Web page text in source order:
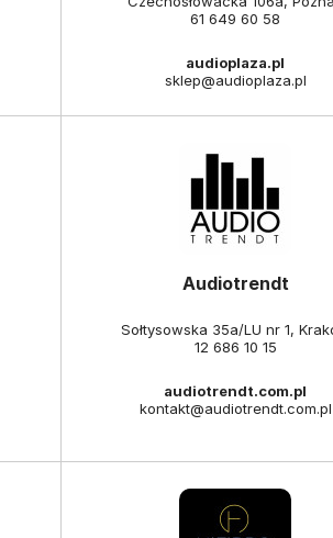
61 649 60 58
audioplaza.pl
sklep@audioplaza.pl
Audiotrendt
Sołtysowska 35a/LU nr 1,
12 686 10 15
audiotrendt.com.pl
kontakt@audiotrendt.com.pl